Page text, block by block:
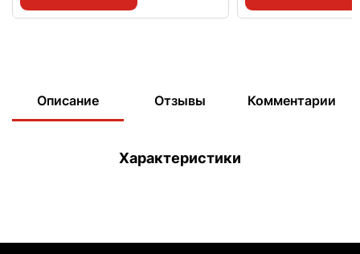
Описание Отзывы Комментарии
Характеристики